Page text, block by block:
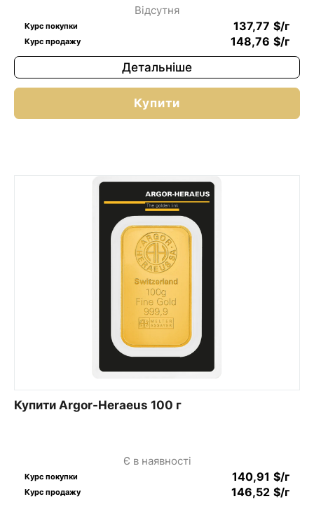
Відсутня
Курс покупки 137,77 $/г
Курс продажу 148,76 $/г
Детальніше
Купити
Купити Argor-Heraeus 100 г
Є в наявності
Курс покупки 140,91 $/г
Курс продажу 146,52 $/г